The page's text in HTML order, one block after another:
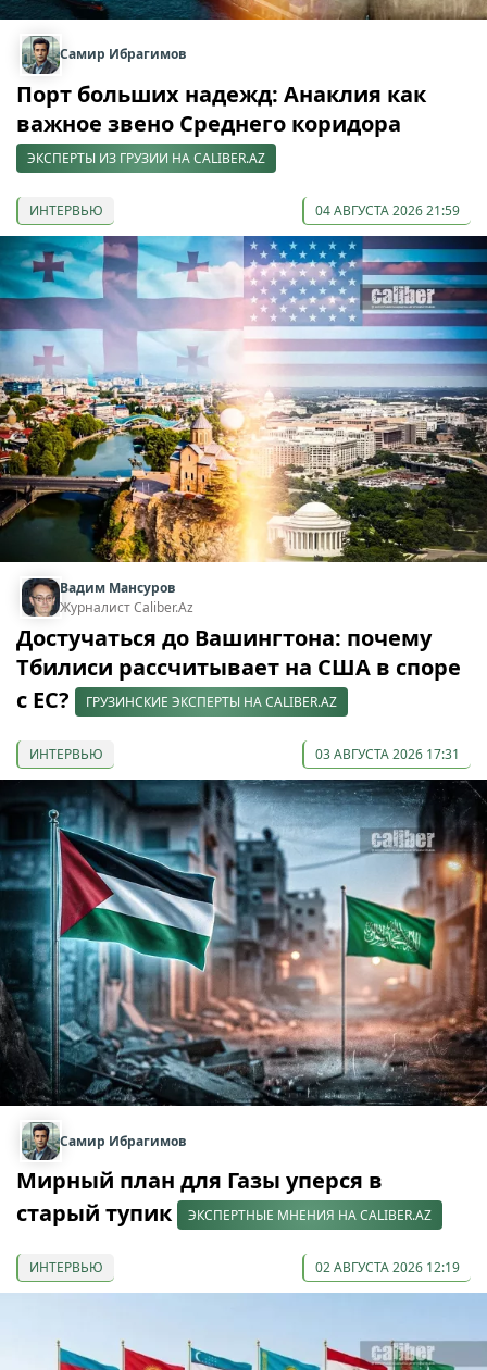
Самир Ибрагимов
Порт больших надежд: Анаклия как
важное звено Среднего коридора
ЭКСПЕРТЫ ИЗ ГРУЗИИ НА CALIBER.AZ
ИНТЕРВЬЮ 04 АВГУСТА 2026 21:59
Вадим Мансуров
Журналист Caliber.Az
Достучаться до Вашингтона: почему
Тбилиси рассчитывает на США в споре
с ЕС?
ГРУЗИНСКИЕ ЭКСПЕРТЫ НА CALIBER.AZ
ИНТЕРВЬЮ 03 АВГУСТА 2026 17:31
Самир Ибрагимов
Мирный план для Газы уперся в
старый тупик
ЭКСПЕРТНЫЕ МНЕНИЯ НА CALIBER.AZ
ИНТЕРВЬЮ 02 АВГУСТА 2026 12:19